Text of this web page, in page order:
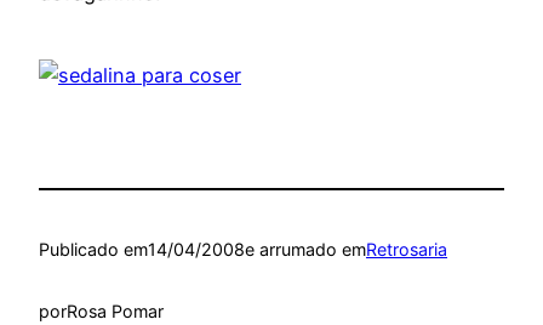
Publicado em14/04/2008e arrumado emRetrosaria
porRosa Pomar